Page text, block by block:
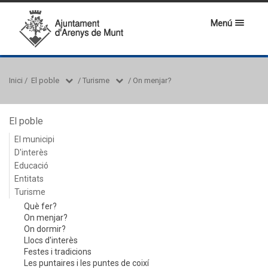
Menú
Inici / El poble / Turisme / On menjar?
El poble
El municipi
D'interès
Educació
Entitats
Turisme
Què fer?
On menjar?
On dormir?
Llocs d'interès
Festes i tradicions
Les puntaires i les puntes de coixí